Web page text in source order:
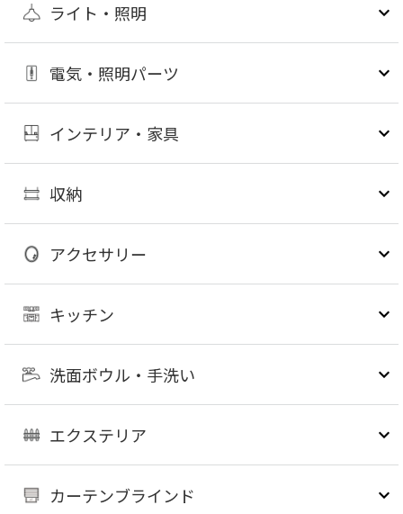
ライト・照明
電気・照明パーツ
インテリア・家具
収納
アクセサリー
キッチン
洗面ボウル・手洗い
エクステリア
カーテンブラインド